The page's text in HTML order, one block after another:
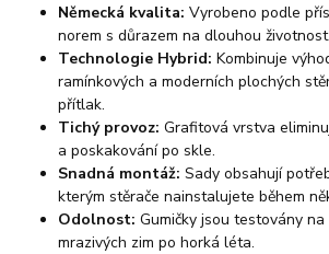
Německá kvalita: Vyrobeno podle
norem s důrazem na dlouhou životnost.
Technologie Hybrid: Kombinuje
ramínkových a moderních plochých
přítlak.
Tichý provoz: Grafitová vrstva
a poskakování po skle.
Snadná montáž: Sady obsahují
kterým stěrače nainstalujete během
Odolnost: Gumičky jsou testovány
mrazivých zim po horká léta.